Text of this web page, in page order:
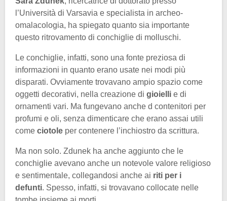
l’Università di Varsavia e specialista in archeo-
omalacologia, ha spiegato quanto sia importante
questo ritrovamento di conchiglie di molluschi.
Le conchiglie, infatti, sono una fonte preziosa di
informazioni in quanto erano usate nei modi più
disparati. Ovviamente trovavano ampio spazio come
oggetti decorativi, nella creazione di gioielli e di
ornamenti vari. Ma fungevano anche d contenitori per
profumi e oli, senza dimenticare che erano assai utili
come ciotole per contenere l’inchiostro da scrittura.
Ma non solo. Zdunek ha anche aggiunto che le
conchiglie avevano anche un notevole valore religioso
e sentimentale, collegandosi anche ai riti per i
defunti. Spesso, infatti, si trovavano collocate nelle